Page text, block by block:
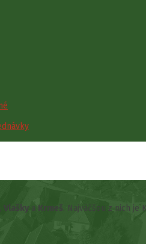
Vlašky a Krmeš. Najväčšou z nich je